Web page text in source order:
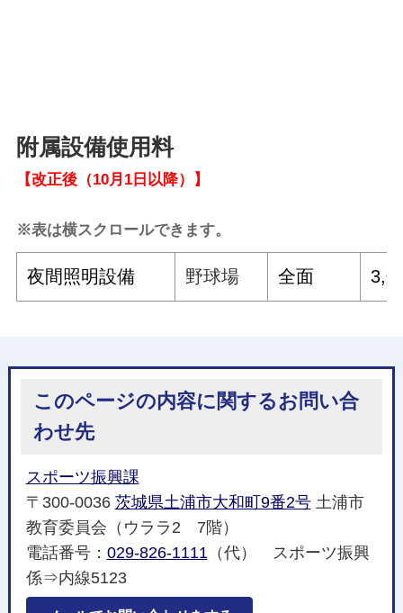
附属設備使用料
【改正後（10月1日以降）】
※表は横スクロールできます。
夜間照明設備 野球場 全面
このページの内容に関するお問い合
わせ先
スポーツ振興課
〒300-0036 茨城県土浦市大和町9番2号土浦市
教育委員会（ウララ2 7階）
電話番号： 029-826-1111（代） スポーツ振興
係⇒内線5123